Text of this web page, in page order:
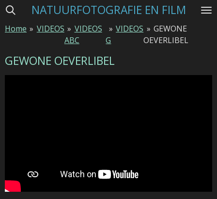
Ga
naar
hoofdinhoud
NATUURFOTOGRAFIE EN FILM
Home » VIDEOS » VIDEOS
ABC
» VIDEOS
G
» GEWONE
OEVERLIBEL
GEWONE OEVERLIBEL